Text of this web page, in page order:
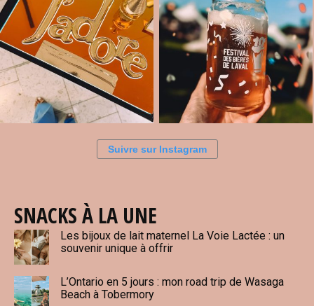
Suivre sur Instagram
SNACKS À LA UNE
Les bijoux de lait maternel La Voie Lactée : un
souvenir unique à offrir
L’Ontario en 5 jours : mon road trip de Wasaga
Beach à Tobermory